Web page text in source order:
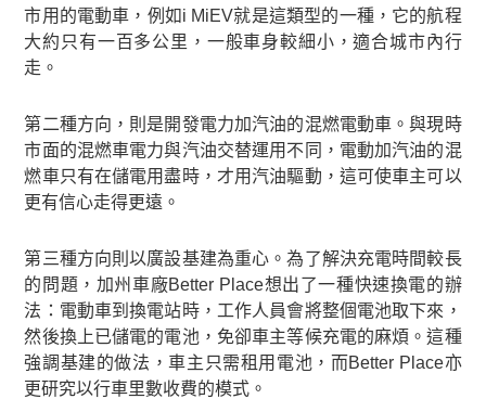
市用的電動車，例如i MiEV就是這類型的一種，它的航程
大約只有一百多公里，一般車身較細小，適合城市內行
走。
第二種方向，則是開發電力加汽油的混燃電動車。與現時
市面的混燃車電力與汽油交替運用不同，電動加汽油的混
燃車只有在儲電用盡時，才用汽油驅動，這可使車主可以
更有信心走得更遠。
第三種方向則以廣設基建為重心。為了解決充電時間較長
的問題，加州車廠Better Place想出了一種快速換電的辦
法：電動車到換電站時，工作人員會將整個電池取下來，
然後換上已儲電的電池，免卻車主等候充電的麻煩。這種
強調基建的做法，車主只需租用電池，而Better Place亦
更研究以行車里數收費的模式。